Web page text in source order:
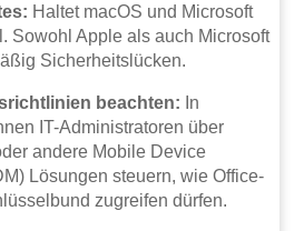
Haltet macOS und Microsoft
Sowohl Apple als auch Microsoft
Sicherheitslücken.
beachten: In
IT-Administratoren über
andere Mobile Device
Lösungen steuern, wie Office-
zugreifen dürfen.